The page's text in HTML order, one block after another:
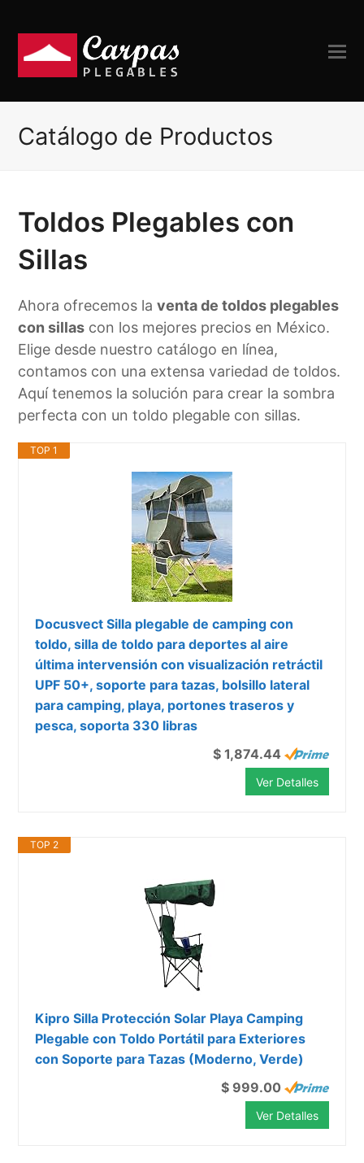
Catálogo de Productos
Toldos Plegables con
Sillas
Ahora ofrecemos laventa de toldos plegables
con sillas con los mejores precios en México.
Elige desde nuestro catálogo en línea,
contamos con una extensa variedad de toldos.
Aquí tenemos la solución para crear la sombra
perfecta con un toldo plegable con sillas.
TOP 1
Docusvect Silla plegable de camping con
toldo, silla de toldo para deportes al aire
última intervensión con visualización retráctil
UPF 50+, soporte para tazas, bolsillo lateral
para camping, playa, portones traseros y
pesca, soporta 330 libras
$ 1,874.44
Ver Detalles
TOP 2
Kipro Silla Protección Solar Playa Camping
Plegable con Toldo Portátil para Exteriores
con Soporte para Tazas (Moderno, Verde)
$ 999.00
Ver Detalles